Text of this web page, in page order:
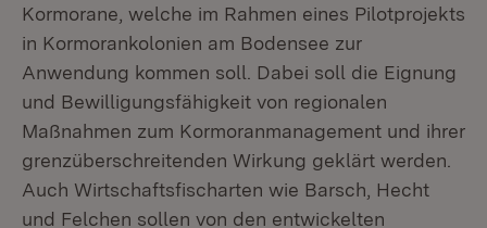
Kormorane, welche im Rahmen eines Pilotprojekts
in Kormorankolonien am Bodensee zur
Anwendung kommen soll. Dabei soll die Eignung
und Bewilligungsfähigkeit von regionalen
Maßnahmen zum Kormoranmanagement und ihrer
grenzüberschreitenden Wirkung geklärt werden.
Auch Wirtschaftsfischarten wie Barsch, Hecht
und Felchen sollen von den entwickelten